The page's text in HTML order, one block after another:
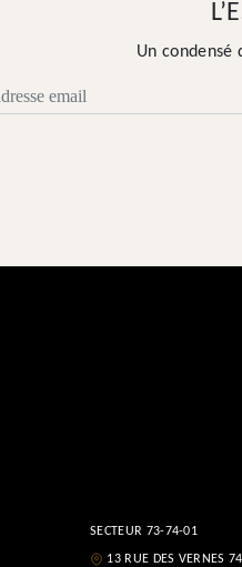
Un
SECTEUR 73-74-01
13 RUE DES VERNES